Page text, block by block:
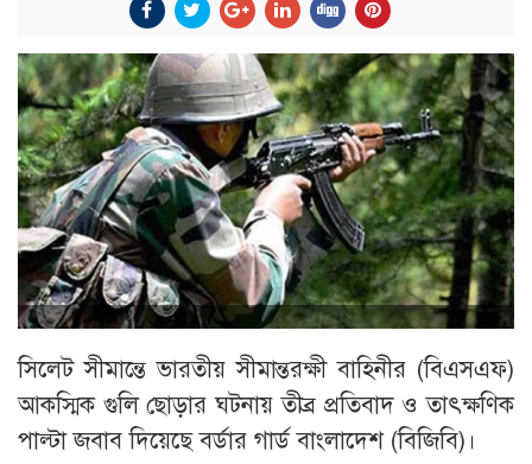
সিলেট সীমান্তে ভারতীয় সীমান্তরক্ষী বাহিনীর (বিএসএফ)
আকস্মিক গুলি ছোড়ার ঘটনায় তীব্র প্রতিবাদ ও তাৎক্ষণিক
পাল্টা জবাব দিয়েছে বর্ডার গার্ড বাংলাদেশ (বিজিবি)।